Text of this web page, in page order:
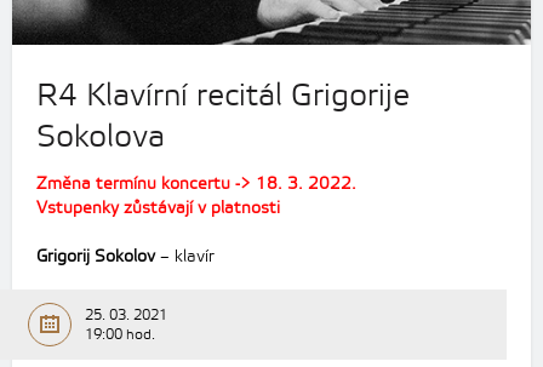
R4 Klavírní recitál Grigorije
Sokolova
Změna termínu koncertu -> 18. 3. 2022.
Vstupenky zůstávají v platnosti
Grigorij Sokolov– klavír
25. 03. 2021
19:00 hod.